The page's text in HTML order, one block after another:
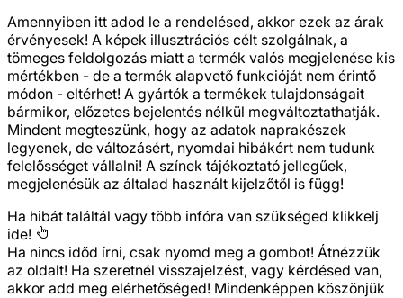
Amennyiben itt adod le a rendelésed, akkor ezek az árak
érvényesek! A képek illusztrációs célt szolgálnak, a
tömeges feldolgozás miatt a termék valós megjelenése kis
mértékben - de a termék alapvető funkcióját nem érintő
módon - eltérhet! A gyártók a termékek tulajdonságait
bármikor, előzetes bejelentés nélkül megváltoztathatják.
Mindent megteszünk, hogy az adatok naprakészek
legyenek, de változásért, nyomdai hibákért nem tudunk
felelősséget vállalni! A színek tájékoztató jellegűek,
megjelenésük az általad használt kijelzőtől is függ!
Ha hibát találtál vagy több infóra van szükséged klikkelj
ide!
Ha nincs időd írni, csak nyomd meg a gombot! Átnézzük
az oldalt! Ha szeretnél visszajelzést, vagy kérdésed van,
akkor add meg elérhetőséged! Mindenképpen köszönjük